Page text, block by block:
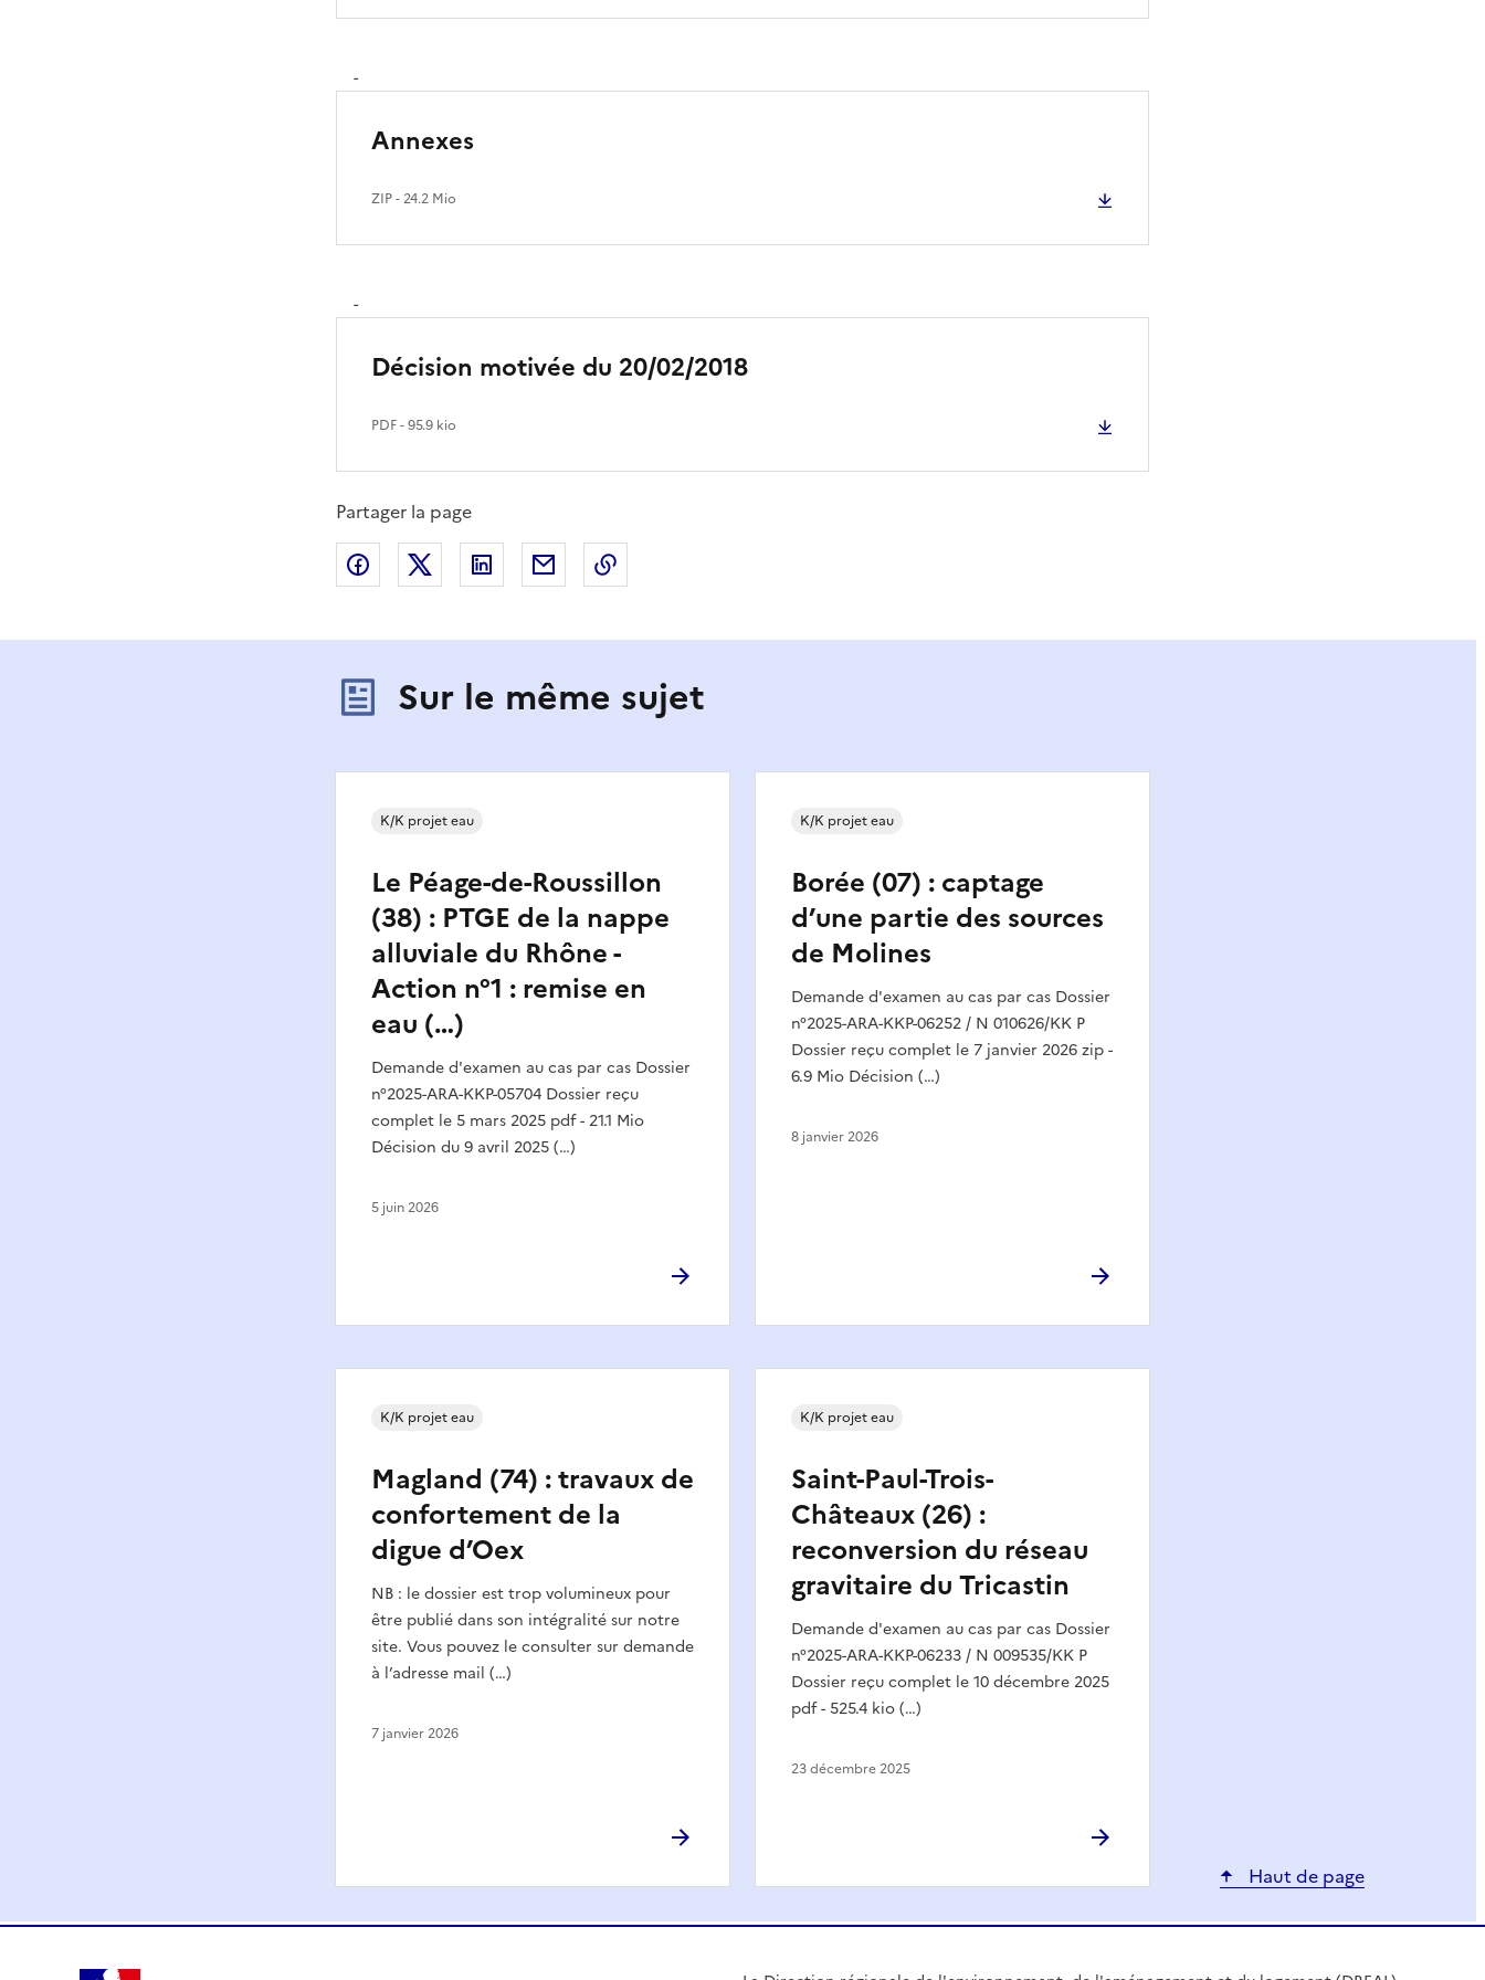
-
Annexes
ZIP- 24.2 Mio
-
Décision motivée du 20/02/2018
PDF- 95.9 kio
Partager la page
Partager sur Facebook
Partager sur XPartager sur LinkedIn
Partager par email
Sur le même sujet
Le Péage-de-Roussillon
(38) : PTGE de la nappe
alluviale du Rhône -
Action n°1 : remise en
eau (…)
Demande d'examen au cas par cas Dossier
n°2025-ARA-KKP-05704 Dossier reçu
complet le 5 mars 2025 pdf - 21.1 Mio
Décision du 9 avril 2025 (…)
K/K projet eau
5 juin 2026
Borée (07) : captage
d’une partie des sources
de Molines
Demande d'examen au cas par cas Dossier
n°2025-ARA-KKP-06252 / N 010626/KK P
Dossier reçu complet le 7 janvier 2026 zip -
6.9 Mio Décision (…)
K/K projet eau
8 janvier 2026
Magland (74) : travaux de
confortement de la
digue d’Oex
NB : le dossier est trop volumineux pour
être publié dans son intégralité sur notre
site. Vous pouvez le consulter sur demande
à l’adresse mail (…)
K/K projet eau
7 janvier 2026
Saint-Paul-Trois-
Châteaux (26) :
reconversion du réseau
gravitaire du Tricastin
Demande d'examen au cas par cas Dossier
n°2025-ARA-KKP-06233 / N 009535/KK P
Dossier reçu complet le 10 décembre 2025
pdf - 525.4 kio (…)
K/K projet eau
23 décembre 2025
Haut de page